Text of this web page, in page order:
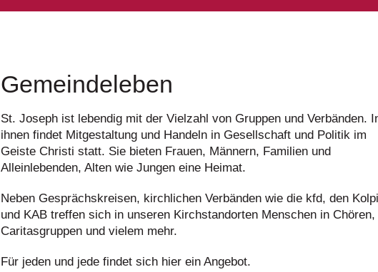
Gemeindeleben
St. Joseph ist lebendig mit der Vielzahl von Gruppen und Verbänden.
ihnen findet Mitgestaltung und Handeln in Gesellschaft und Politik im
Geiste Christi statt. Sie bieten Frauen, Männern, Familien und
Alleinlebenden, Alten wie Jungen eine Heimat.
Neben Gesprächskreisen, kirchlichen Verbänden wie die kfd, den
und KAB treffen sich in unseren Kirchstandorten Menschen in Chören,
Caritasgruppen und vielem mehr.
Für jeden und jede findet sich hier ein Angebot.